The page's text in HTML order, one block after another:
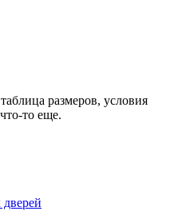
размеров, условия
то еще.